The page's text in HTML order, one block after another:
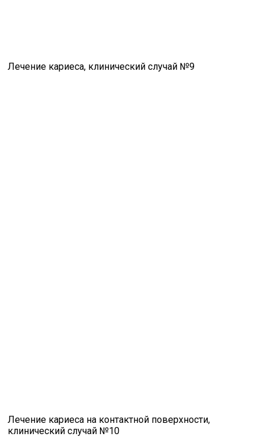
Лечение кариеса, клинический случай №9
Лечение кариеса на контактной поверхности,
клинический случай №10